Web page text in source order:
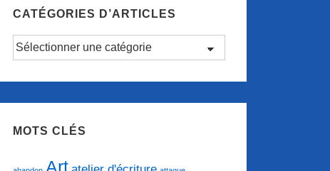
CATÉGORIES D’ARTICLES
Catégories
MOTS CLÉS
Art